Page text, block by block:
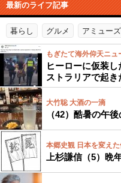
最新のライフ記事
暮らし グルメ アミュー
もぎたて海外仰天ニュ
ヒーローに仮装
ストラリアで起
大竹聡 大酒の一滴
（42）酷暑の午
本郷史観 日本を変え
上杉謙信（5）晩